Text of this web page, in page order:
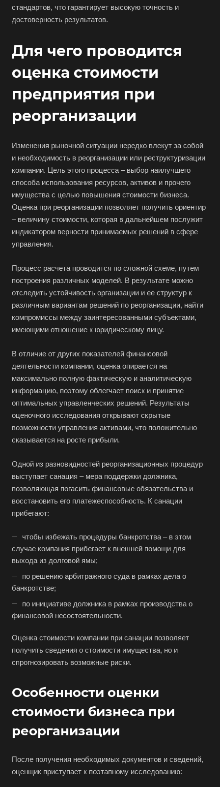
стандартов, что гарантирует высокую точность и
достоверность результатов.
Для чего проводится
оценка стоимости
предприятия при
реорганизации
Изменения рыночной ситуации нередко влекут за собой
и необходимость в реорганизации или реструктуризации
компании. Цель этого процесса – выбор наилучшего
способа использования ресурсов, активов и прочего
имущества с целью повышения стоимости бизнеса.
Оценка при реорганизации позволяет получить ориентир
– величину стоимости, которая в дальнейшем послужит
индикатором верности принимаемых решений в сфере
управления.
Процесс расчета проводится по сложной схеме, путем
построения различных моделей. В результате можно
отследить устойчивость организации и ее структур к
различным вариантам решений по реорганизации, найти
компромиссы между заинтересованными субъектами,
имеющими отношение к юридическому лицу.
В отличие от других показателей финансовой
деятельности компании, оценка опирается на
максимально полную фактическую и аналитическую
информацию, поэтому облегчает поиск и принятие
оптимальных управленческих решений. Результаты
оценочного исследования открывают скрытые
возможности управления активами, что положительно
сказывается на росте прибыли.
Одной из разновидностей реорганизационных процедур
выступает санация – мера поддержки должника,
позволяющая погасить финансовые обязательства и
восстановить его платежеспособность. К санации
прибегают:
чтобы избежать процедуры банкротства – в этом
случае компания прибегает к внешней помощи для
выхода из долговой ямы;
по решению арбитражного суда в рамках дела о
банкротстве;
по инициативе должника в рамках производства о
финансовой несостоятельности.
Оценка стоимости компании при санации позволяет
получить сведения о стоимости имущества, но и
спрогнозировать возможные риски.
Особенности оценки
стоимости бизнеса при
реорганизации
После получения необходимых документов и сведений,
оценщик приступает к поэтапному исследованию: